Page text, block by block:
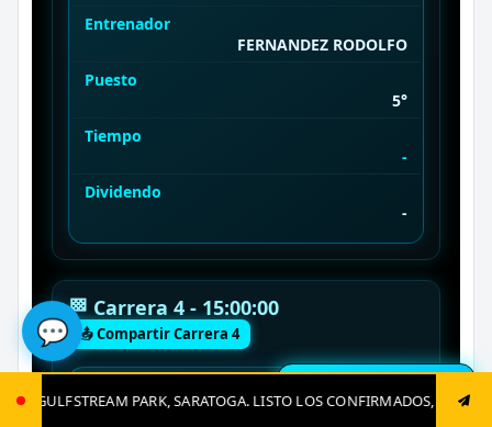
LOS CONFIRMADOS, JUGADAS CLAVES Y EL GRAN CIERRE. 0412-
Entrenador
FERNANDEZ RODOLFO
Puesto
5°
Tiempo
-
Dividendo
-
🏁 Carrera 4 - 15:00:00
📤 Compartir Carrera 4
#
💬